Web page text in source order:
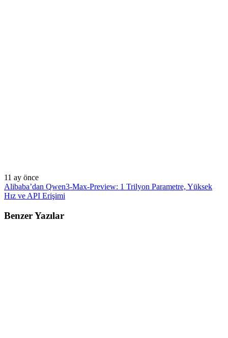
11 ay önce
Alibaba’dan Qwen3-Max-Preview: 1 Trilyon Parametre, Yüksek
Hız ve API Erişimi
Benzer Yazılar